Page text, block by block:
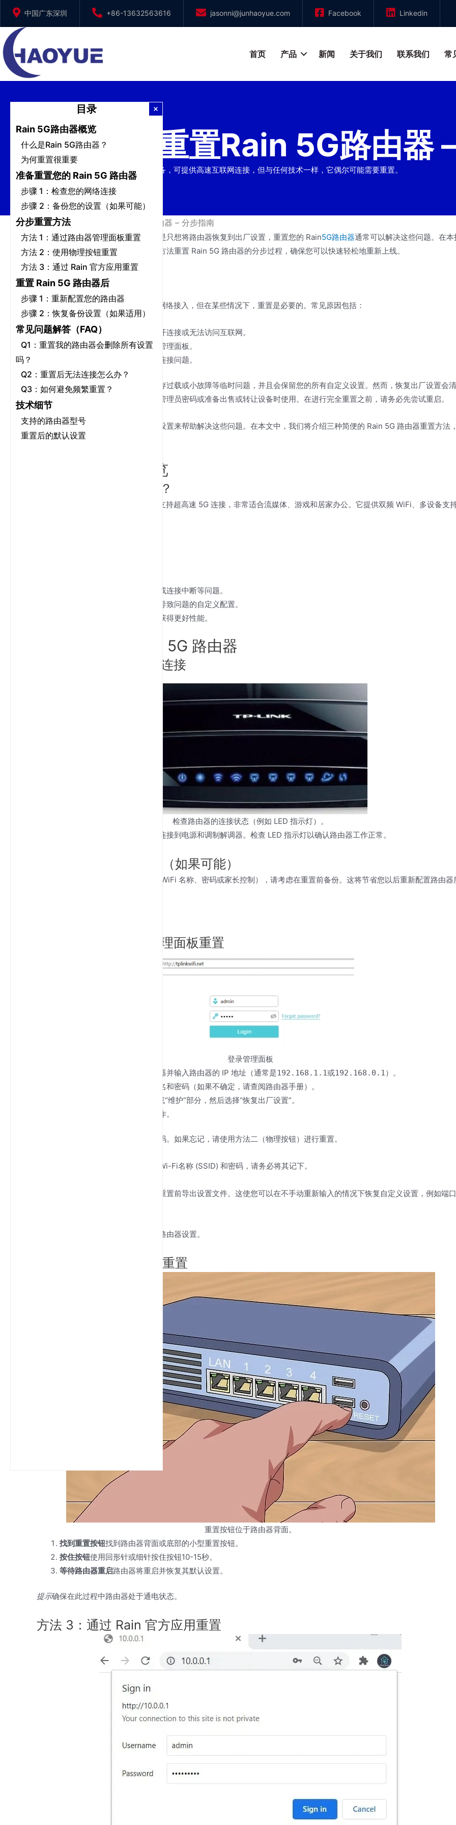
容
中国广东深圳 +86-13632563616 jasonni@junhaoyue.com Facebook Linkedin
首页 产品 新闻 关于我们 联系我们 常
如何重置Rain 5G路由器
Rain 5G 路由器是一款功能强大的设备，可提供高速互联网连接，但与任何技术一样，它偶尔可能需要重置。
首页 / 新闻 如何重置Rain 5G路由器 – 分步指南
目录
Rain 5G路由器概览
什么是Rain 5G路由器？
为何重置很重要
准备重置您的 Rain 5G 路由器
步骤 1：检查您的网络连接
步骤 2：备份您的设置（如果可能）
分步重置方法
方法 1：通过路由器管理面板重置
方法 2：使用物理按钮重置
方法 3：通过 Rain 官方应用重置
重置 Rain 5G 路由器后
步骤 1：重新配置您的路由器
步骤 2：恢复备份设置（如果适用）
常见问题解答（FAQ）
Q1：重置我的路由器会删除所有设置
吗？
Q2：重置后无法连接怎么办？
Q3：如何避免频繁重置？
技术细节
支持的路由器型号
重置后的默认设置
无论您遇到网络问题、忘记密码，还是只想将路由器恢复到出厂设置，重置您的 Rain5G路由器通常可以解决这些问题。在本
南中，我们将为您详细介绍使用多种方法重置 Rain 5G 路由器的分步过程，确保您可以快速轻松地重新上线。
为何重置您的 Rain 5G 路由器？
Rain 5G 路由器旨在提供快速可靠的网络接入，但在某些情况下，重置是必要的。常见原因包括：
网络问题：网速缓慢、频繁断开连接或无法访问互联网。
忘记密码：无法登录路由器的管理面板。
：不正确的设置导致连接问题。
简单的重启（断电再开）可以解决内存过载或小故障等临时问题，并且会保留您的所有自定义设置。然而，恢复出厂设置会
所有配置，仅应在重启无效、您忘记管理员密码或准备出售或转让设备时使用。在进行完全重置之前，请务必先尝试重启。
重置路由器可以通过将其恢复到默认设置来帮助解决这些问题。在本文中，我们将介绍三种简便的 Rain 5G 路由器重置方法
以及确保过程顺利的技巧。
Rain 5G路由器概览
什么是Rain 5G路由器？
Rain 5G 路由器是一款高性能设备，支持超高速 5G 连接，非常适合流媒体、游戏和居家办公。它提供双频 WiFi、多设备支
：解决网速缓慢或连接中断等问题。
：清除任何可能导致问题的自定义配置。
：刷新路由器系统以获得更好性能。
准备重置您的 Rain 5G 路由器
步骤 1：检查您的网络连接
检查路由器的连接状态（例如 LED 指示灯）。
在重置路由器之前，请确保它已正确连接到电源和调制解调器。检查 LED 指示灯以确认路由器工作正常。
步骤 2：备份您的设置（如果可能）
如果您自定义了路由器的设置（例如 WiFi 名称、密码或家长控制），请考虑在重置前备份。这将节省您以后重新配置路由器
方法 1：通过路由器管理面板重置
登录管理面板
：打开网页浏览器并输入路由器的 IP 地址（通常是192.168.1.1或192.168.0.1）。
：使用默认用户名和密码（如果不确定，请查阅路由器手册）。
导航至“系统”或“维护”部分，然后选择“恢复出厂设置”。
按照屏幕指示完成操作。
确保您知道当前的管理员用户名和密码。如果忘记，请使用方法二（物理按钮）进行重置。
如果您计划在重置后重新使用当前的Wi-Fi名称 (SSID) 和密码，请务必将其记下。
如果您的路由器支持配置备份，请在重置前导出设置文件。这使您可以在不手动重新输入的情况下恢复自定义设置，例如端
重置后，请重新登录并配置您的路由器设置。
方法 2：使用物理按钮重置
重置按钮位于路由器背面。
找到重置按钮找到路由器背面或底部的小型重置按钮。
按住按钮使用回形针或细针按住按钮10-15秒。
等待路由器重启路由器将重启并恢复其默认设置。
提示确保在此过程中路由器处于通电状态。
方法 3：通过 Rain 官方应用重置